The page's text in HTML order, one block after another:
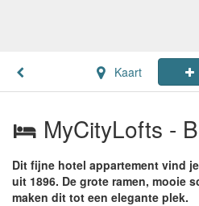
Kaart
MyCityLofts -
Dit fijne hotel appartement vind
uit 1896. De grote ramen, mooie
maken dit tot een elegante plek.